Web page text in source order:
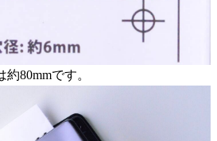
80mmです。